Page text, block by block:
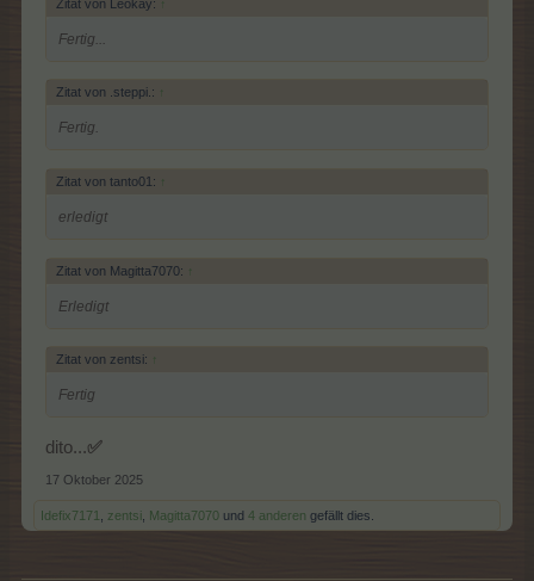
Zitat von Leokay: ↑
Fertig...
Zitat von .steppi.: ↑
Fertig.
Zitat von tanto01: ↑
erledigt
Zitat von Magitta7070: ↑
Erledigt
Zitat von zentsi: ↑
Fertig
dito...✅
17 Oktober 2025
Idefix7171 zentsi Magitta7070 und 4 anderen gefällt dies.